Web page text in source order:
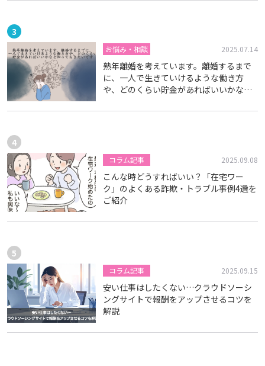
お悩み・相談 2025.07.14
熟年離婚を考えています。離婚するまで
に、一人で生きていけるような働き方
や、どのくらい貯金があればいいかなど
コラム記事 2025.09.08
こんな時どうすればいい？「在宅ワー
ク」のよくある詐欺・トラブル事例4選を
ご紹介
コラム記事 2025.09.15
安い仕事はしたくない…クラウドソーシ
ングサイトで報酬をアップさせるコツを
解説